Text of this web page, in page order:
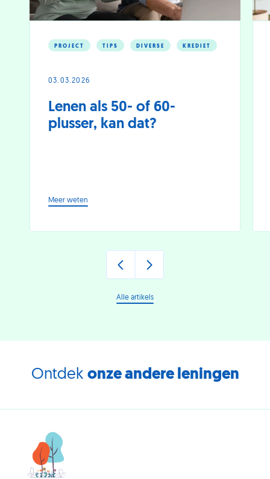
Lenen als 50- of 60-
plusser, kan dat?
03.03.2026
PROJECT TIPS DIVERSE KREDIET
Meer weten
50-
Alle artikels
Ontdek onze andere leningen